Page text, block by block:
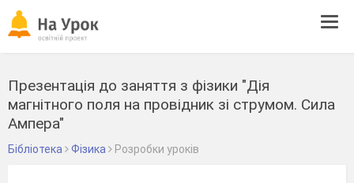
Презентація до заняття з фізики "Дія
магнітного поля на провідник зі струмом. Сила
Ампера"
Бібліотека Фізика Розробки уроків